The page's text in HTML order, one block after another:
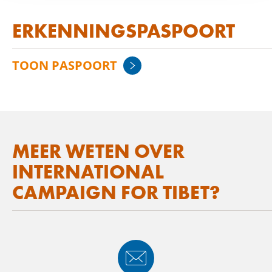
ERKENNINGSPASPOORT
TOON PASPOORT
MEER WETEN OVER
INTERNATIONAL
CAMPAIGN FOR TIBET?